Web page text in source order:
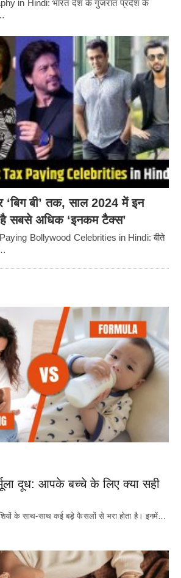
in Hindi: भारत देश के गुजरात प्रदेश के
बी’ तक, साल 2024 में इन
सबसे अधिक ‘इनकम टैक्स’
Bollywood Celebrities in Hindi: बीते
दूध: आपके बच्चे के लिए क्या सही
के साथ-साथ कई बड़े फैसलों से भरा होता है। इनमें…